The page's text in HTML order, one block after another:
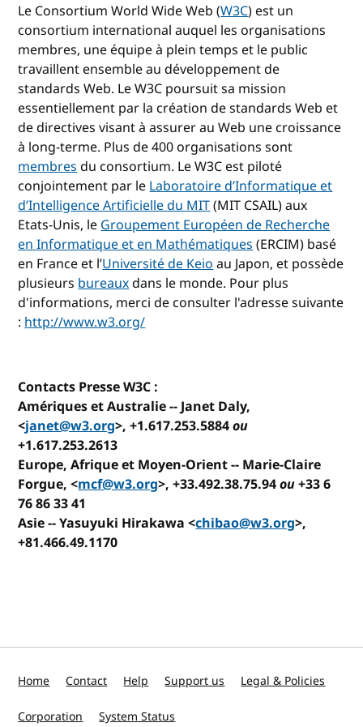
Le Consortium World Wide Web (W3C) est un
consortium international auquel les organisations
membres, une équipe à plein temps et le public
travaillent ensemble au développement de
standards Web. Le W3C poursuit sa mission
essentiellement par la création de standards Web et
de directives visant à assurer au Web une croissance
à long-terme. Plus de 400 organisations sont
membresdu consortium. Le W3C est piloté
conjointement par leLaboratoire d’Informatique et
d’Intelligence Artificielle du MIT(MIT CSAIL) aux
Etats-Unis, leGroupement Européen de Recherche
en Informatique et en Mathématiques(ERCIM) basé
en France et l’Université de Keioau Japon, et possède
plusieursbureauxdans le monde. Pour plus
d'informations, merci de consulter l'adresse suivante
:http://www.w3.org/
Contacts Presse W3C :
Amériques et Australie-- Janet Daly,
<janet@w3.org>, +1.617.253.5884ou
+1.617.253.2613
Europe, Afrique et Moyen-Orient-- Marie-Claire
Forgue, <mcf@w3.org>, +33.492.38.75.94ou+33 6
76 86 33 41
Asie-- Yasuyuki Hirakawa <chibao@w3.org>,
+81.466.49.1170
Home Contact Help Support us Legal & Policies
Corporation System Status